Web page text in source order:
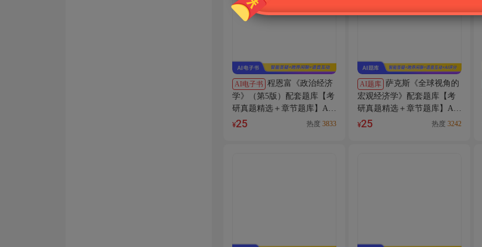
AI电子书 程恩富《政治经济
学》（第5版）配套题库【考
研真题精选＋章节题库】AI
讲解
¥25 热度 3833
AI题库 萨克斯《全球视角的
宏观经济学》配套题库【考
研真题精选＋章节题库】AI
讲解
¥25 热度 3242